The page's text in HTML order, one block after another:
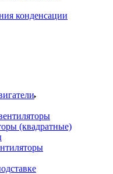
конденсации
(квадратные)